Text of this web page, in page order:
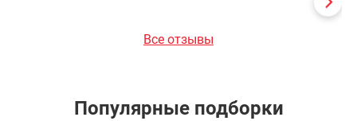
Все отзывы
Популярные подборки